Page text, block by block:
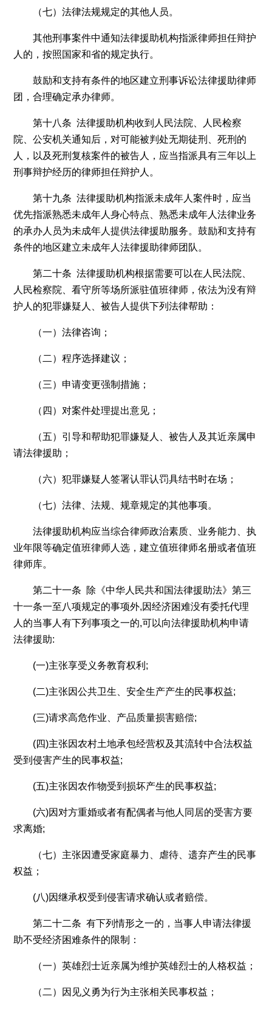
（七）法律法规规定的其他人员。
其他刑事案件中通知法律援助机构指派律师担任辩护
人的，按照国家和省的规定执行。
鼓励和支持有条件的地区建立刑事诉讼法律援助律师
团，合理确定承办律师。
第十八条 法律援助机构收到人民法院、人民检察
院、公安机关通知后，对可能被判处无期徒刑、死刑的
人，以及死刑复核案件的被告人，应当指派具有三年以上
刑事辩护经历的律师担任辩护人。
第十九条 法律援助机构指派未成年人案件时，应当
优先指派熟悉未成年人身心特点、熟悉未成年人法律业务
的承办人员为未成年人提供法律援助服务。鼓励和支持有
条件的地区建立未成年人法律援助律师团队。
第二十条 法律援助机构根据需要可以在人民法院、
人民检察院、看守所等场所派驻值班律师，依法为没有辩
护人的犯罪嫌疑人、被告人提供下列法律帮助：
（一）法律咨询；
（二）程序选择建议；
（三）申请变更强制措施；
（四）对案件处理提出意见；
（五）引导和帮助犯罪嫌疑人、被告人及其近亲属申
请法律援助；
（六）犯罪嫌疑人签署认罪认罚具结书时在场；
（七）法律、法规、规章规定的其他事项。
法律援助机构应当综合律师政治素质、业务能力、执
业年限等确定值班律师人选，建立值班律师名册或者值班
律师库。
第二十一条 除《中华人民共和国法律援助法》第三
十一条一至八项规定的事项外,因经济困难没有委托代理
人的当事人有下列事项之一的,可以向法律援助机构申请
法律援助:
(一)主张享受义务教育权利;
(二)主张因公共卫生、安全生产产生的民事权益;
(三)请求高危作业、产品质量损害赔偿;
(四)主张因农村土地承包经营权及其流转中合法权益
受到侵害产生的民事权益;
(五)主张因农作物受到损坏产生的民事权益;
(六)因对方重婚或者有配偶者与他人同居的受害方要
求离婚;
（七）主张因遭受家庭暴力、虐待、遗弃产生的民事
权益；
(八)因继承权受到侵害请求确认或者赔偿。
第二十二条 有下列情形之一的，当事人申请法律援
助不受经济困难条件的限制：
（一）英雄烈士近亲属为维护英雄烈士的人格权益；
（二）因见义勇为行为主张相关民事权益；